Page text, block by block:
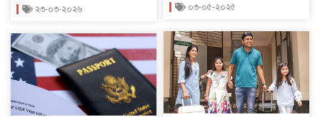
২৩-০৩-২০২৬ ০৩-০৫-২০২৫